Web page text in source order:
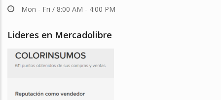
Mon - Fri / 8:00 AM - 4:00 PM
Lideres en Mercadolibre